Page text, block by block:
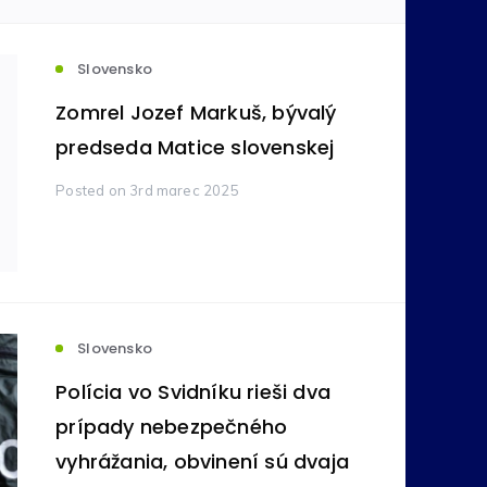
(236)
(105) Bankovníctvo (89)
správa (6) Vzdelávanie (5)
(4) Zdravie (3)
Slovensko
Zomrel Jozef Markuš, bývalý
predseda Matice slovenskej
Posted on 3rd marec 2025
Slovensko
Polícia vo Svidníku rieši dva
prípady nebezpečného
vyhrážania, obvinení sú dvaja